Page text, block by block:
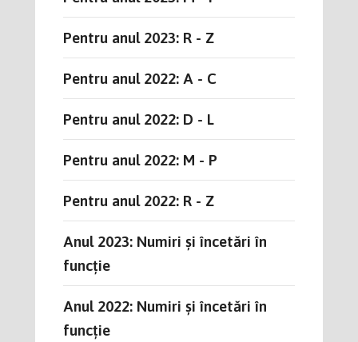
Pentru anul 2023: R - Z
Pentru anul 2022: A - C
Pentru anul 2022: D - L
Pentru anul 2022: M - P
Pentru anul 2022: R - Z
Anul 2023: Numiri și încetări în
funcție
Anul 2022: Numiri și încetări în
funcție